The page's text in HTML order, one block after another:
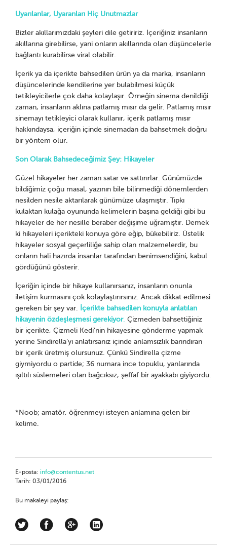
Uyarılanlar, Uyaranları Hiç Unutmazlar
Bizler akıllarımızdaki şeyleri dile getiririz. İçeriğiniz insanların
akıllarına girebilirse, yani onların akıllarında olan düşüncelerle
bağlantı kurabilirse viral olabilir.
İçerik ya da içerikte bahsedilen ürün ya da marka, insanların
düşüncelerinde kendilerine yer bulabilmesi küçük
tetikleyicilerle çok daha kolaylaşır. Örneğin sinema denildiği
zaman, insanların aklına patlamış mısır da gelir. Patlamış mısır
sinemayı tetikleyici olarak kullanır, içerik patlamış mısır
hakkındaysa, içeriğin içinde sinemadan da bahsetmek doğru
bir yöntem olur.
Son Olarak Bahsedeceğimiz Şey: Hikayeler
Güzel hikayeler her zaman satar ve sattırırlar. Günümüzde
bildiğimiz çoğu masal, yazının bile bilinmediği dönemlerden
nesilden nesile aktarılarak günümüze ulaşmıştır. Tıpkı
kulaktan kulağa oyununda kelimelerin başına geldiği gibi bu
hikayeler de her nesille beraber değişime uğramıştır. Demek
ki hikayeleri içerikteki konuya göre eğip, bükebiliriz. Üstelik
hikayeler sosyal geçerliliğe sahip olan malzemelerdir, bu
onların hali hazırda insanlar tarafından benimsendiğini, kabul
gördüğünü gösterir.
İçeriğin içinde bir hikaye kullanırsanız, insanların onunla
iletişim kurmasını çok kolaylaştırırsınız. Ancak dikkat edilmesi
gereken bir şey var.
İçerikte bahsedilen konuyla anlatılan
hikayenin özdeşleşmesi gerekiyor. Çizmeden bahsettiğiniz
bir içerikte, Çizmeli Kedi’nin hikayesine gönderme yapmak
yerine Sindirella’yı anlatırsanız içinde anlamsızlık barındıran
bir içerik üretmiş olursunuz. Çünkü Sindirella çizme
giymiyordu o partide; 36 numara ince topuklu, yanlarında
ışıltılı süslemeleri olan bağcıksız, şeffaf bir ayakkabı giyiyordu.
*Noob; amatör, öğrenmeyi isteyen anlamına gelen bir
kelime.
E-posta: info@contentus.net
Tarih: 03/01/2016
Bu makaleyi paylaş: